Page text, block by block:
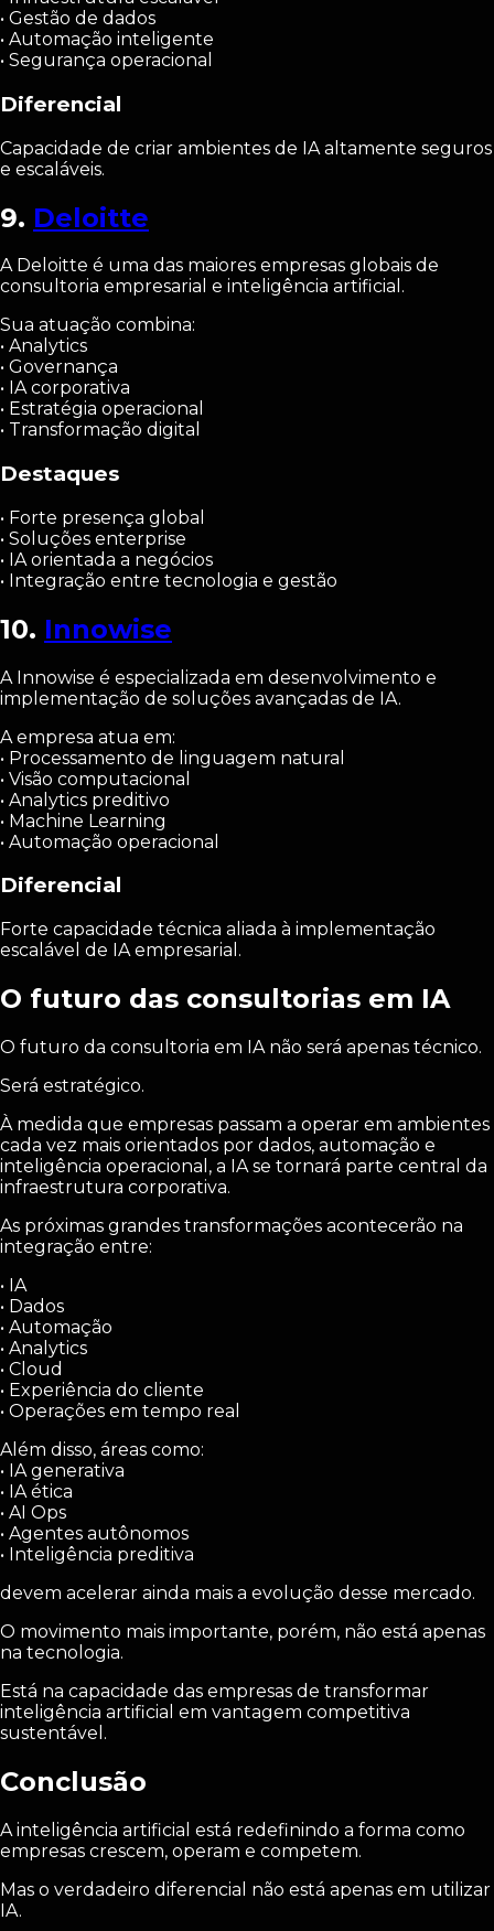
• Gestão de dados
• Automação inteligente
• Segurança operacional
Diferencial
Capacidade de criar ambientes de IA altamente seguros
e escaláveis.
9. Deloitte
A Deloitte é uma das maiores empresas globais de
consultoria empresarial e inteligência artificial.
Sua atuação combina:
• Analytics
• Governança
• IA corporativa
• Estratégia operacional
• Transformação digital
Destaques
• Forte presença global
• Soluções enterprise
• IA orientada a negócios
• Integração entre tecnologia e gestão
10. Innowise
A Innowise é especializada em desenvolvimento e
implementação de soluções avançadas de IA.
A empresa atua em:
• Processamento de linguagem natural
• Visão computacional
• Analytics preditivo
• Machine Learning
• Automação operacional
Diferencial
Forte capacidade técnica aliada à implementação
escalável de IA empresarial.
O futuro das consultorias em IA
O futuro da consultoria em IA não será apenas técnico.
Será estratégico.
À medida que empresas passam a operar em ambientes
cada vez mais orientados por dados, automação e
inteligência operacional, a IA se tornará parte central da
infraestrutura corporativa.
As próximas grandes transformações acontecerão na
integração entre:
• IA
• Dados
• Automação
• Analytics
• Cloud
• Experiência do cliente
• Operações em tempo real
Além disso, áreas como:
• IA generativa
• IA ética
• AI Ops
• Agentes autônomos
• Inteligência preditiva
devem acelerar ainda mais a evolução desse mercado.
O movimento mais importante, porém, não está apenas
na tecnologia.
Está na capacidade das empresas de transformar
inteligência artificial em vantagem competitiva
sustentável.
Conclusão
A inteligência artificial está redefinindo a forma como
empresas crescem, operam e competem.
Mas o verdadeiro diferencial não está apenas em utilizar
IA.